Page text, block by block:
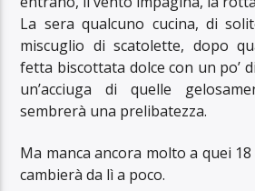
La sera qualcuno cucina, di
miscuglio di scatolette, dopo
fetta biscottata dolce con un po’
un’acciuga di quelle
sembrerà una prelibatezza.
Ma manca ancora molto a quei
cambierà da lì a poco.